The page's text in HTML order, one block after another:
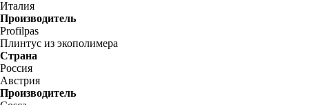
Италия
Производитель
Profilpas
Плинтус из экополимера
Страна
Россия
Австрия
Производитель